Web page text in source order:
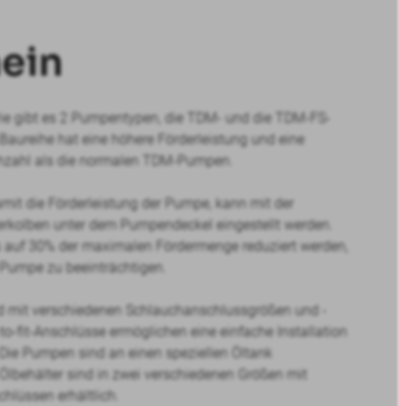
gibt es 2 Pumpentypen, die TDM- und die TDM-FS-
Baureihe hat eine höhere Förderleistung und eine
als die normalen TDM-Pumpen.
die Förderleistung der Pumpe, kann mit der
unter dem Pumpendeckel eingestellt werden.
auf 30% der maximalen Fördermenge reduziert werden,
zu beeinträchtigen.
verschiedenen Schlauchanschlussgrößen und -
fit-Anschlüsse ermöglichen eine einfache Installation
Pumpen sind an einen speziellen Öltank
sind in zwei verschiedenen Größen mit
erhältlich.